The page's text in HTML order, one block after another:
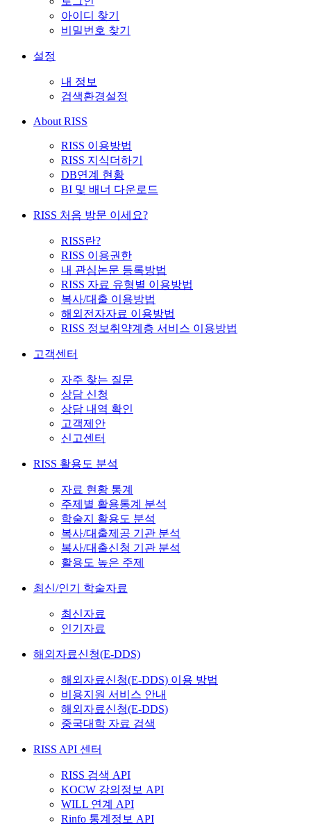
아이디 찾기
비밀번호 찾기
설정
내 정보
검색환경설정
About RISS
RISS 이용방법
RISS 지식더하기
DB연계 현황
BI 및 배너 다운로드
RISS 처음 방문 이세요?
RISS란?
RISS 이용권한
내 관심논문 등록방법
RISS 자료 유형별 이용방법
복사/대출 이용방법
해외전자자료 이용방법
RISS 정보취약계층 서비스 이용방법
고객센터
자주 찾는 질문
상담 신청
상담 내역 확인
고객제안
신고센터
RISS 활용도 분석
자료 현황 통계
주제별 활용통계 분석
학술지 활용도 분석
복사/대출제공 기관 분석
복사/대출신청 기관 분석
활용도 높은 주제
최신/인기 학술자료
최신자료
인기자료
해외자료신청(E-DDS)
해외자료신청(E-DDS) 이용 방법
비용지원 서비스 안내
해외자료신청(E-DDS)
중국대학 자료 검색
RISS API 센터
RISS 검색 API
KOCW 강의정보 API
WILL 연계 API
Rinfo 통계정보 API